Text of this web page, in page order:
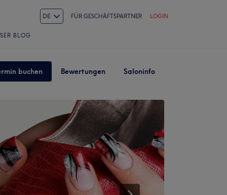
DE FÜR GESCHÄFTSPARTNER LOGIN
BLOG
buchen Bewertungen Saloninfo